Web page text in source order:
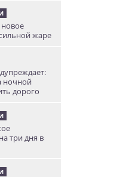
жаре
ночной
дорого
три дня в